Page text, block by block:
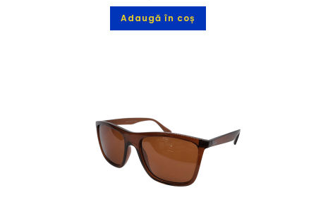
Adaugă în coș